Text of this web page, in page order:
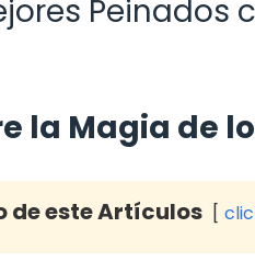
la Magia de
de este Artículos